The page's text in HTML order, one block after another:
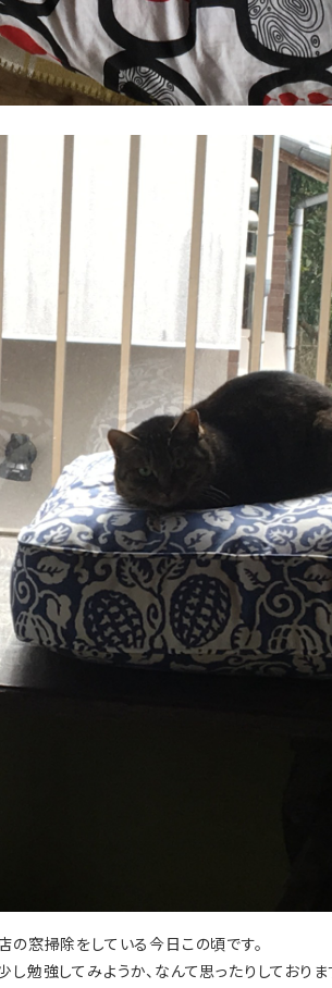
の窓掃除をしている今日この頃です。
勉強してみようか、なんて思ったりしておりま